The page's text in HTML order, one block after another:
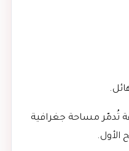
تُدمّر مساحة جغرافية